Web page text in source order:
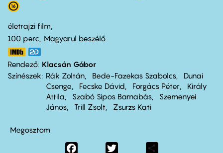
életrajzi film
100 perc,
Magyarul beszélő
Rendező Klacsán Gábor
Színészek
Rák Zoltán Bede-Fazekas Szabolcs
Dunai
Csenge
Fecske Dávid Forgács Péter
Király
Attila
Szabó Sipos Barnabás
Szemenyei
János
Trill Zsolt Zsurzs Kati
Megosztom
Facebook